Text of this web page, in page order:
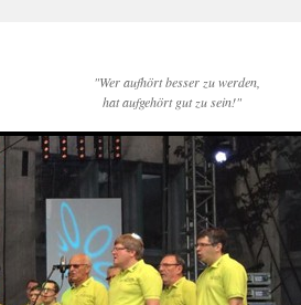
"Wer aufhört besser zu
hat aufgehört gut zu sein!"